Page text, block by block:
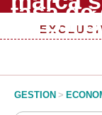
Management &
GESTION >